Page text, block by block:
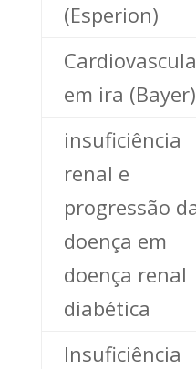
(Esperion)
em ira (Bayer)
insuficiência
renal e
progressão
doença em
doença renal
diabética
Insuficiência